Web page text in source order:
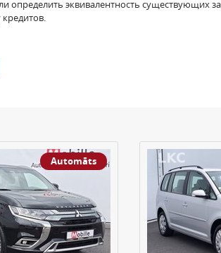
определить эквивалентность существующих
Automāts